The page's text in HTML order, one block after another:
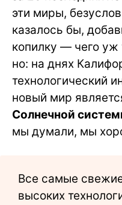
эти миры,
казалось бы,
копилку — чего уж
но: на днях
технологический
новый мир
Солнечной
мы думали, мы
Все самые
высоких